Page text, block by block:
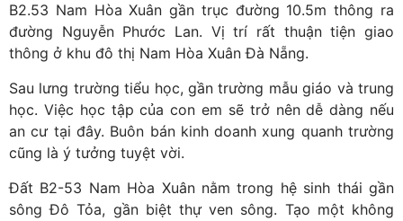
B2.53 Nam Hòa Xuân gần trục đường 10.5m thông ra
đường Nguyễn Phước Lan. Vị trí rất thuận tiện giao
thông ở khu đô thị Nam Hòa Xuân Đà Nẵng.
Sau lưng trường tiểu học, gần trường mẫu giáo và trung
học. Việc học tập của con em sẽ trở nên dễ dàng nếu
an cư tại đây. Buôn bán kinh doanh xung quanh trường
cũng là ý tưởng tuyệt vời.
Đất B2-53 Nam Hòa Xuân nằm trong hệ sinh thái gần
sông Đô Tỏa, gần biệt thự ven sông. Tạo một không